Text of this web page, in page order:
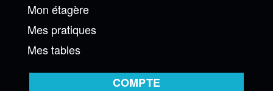
Mon étagère
Mes pratiques
Mes tables
COMPTE